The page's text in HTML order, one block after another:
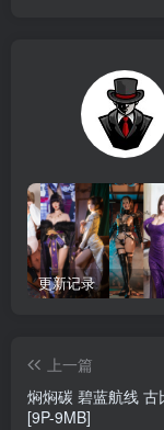
更新记录
上一篇
焖焖碳 碧蓝航线 古
[9P-9MB]